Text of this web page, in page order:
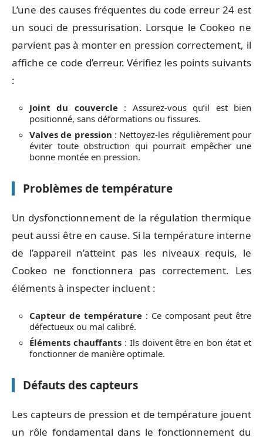
L’une des causes fréquentes du code erreur 24 est
un souci de pressurisation. Lorsque le Cookeo ne
parvient pas à monter en pression correctement, il
affiche ce code d’erreur. Vérifiez les points suivants
:
Joint du couvercle: Assurez-vous qu’il est bien
positionné, sans déformations ou fissures.
Valves de pression : Nettoyez-les régulièrement pour
éviter toute obstruction qui pourrait empêcher une
bonne montée en pression.
Problèmes de température
Un dysfonctionnement de la régulation thermique
peut aussi être en cause. Si la température interne
de l’appareil n’atteint pas les niveaux requis, le
Cookeo ne fonctionnera pas correctement. Les
éléments à inspecter incluent :
Capteur de température : Ce composant peut être
défectueux ou mal calibré.
Éléments chauffants: Ils doivent être en bon état et
fonctionner de manière optimale.
Défauts des capteurs
Les capteurs de pression et de température jouent
un rôle fondamental dans le fonctionnement du